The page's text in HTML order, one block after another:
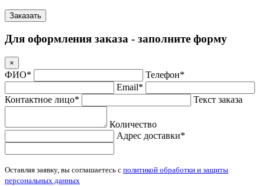
Заказать
Для оформления заказа - заполните форму
×
ФИО*
Телефон*
Email*
Контактное лицо*
Текст заказа
Количество
Адрес доставки*
Оставляя заявку, вы соглашаетесь с политикой обработки и защиты
персональных данных